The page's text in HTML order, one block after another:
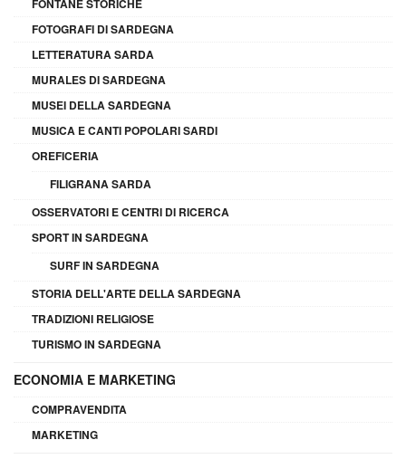
FONTANE STORICHE
FOTOGRAFI DI SARDEGNA
LETTERATURA SARDA
MURALES DI SARDEGNA
MUSEI DELLA SARDEGNA
MUSICA E CANTI POPOLARI SARDI
OREFICERIA
FILIGRANA SARDA
OSSERVATORI E CENTRI DI RICERCA
SPORT IN SARDEGNA
SURF IN SARDEGNA
STORIA DELL'ARTE DELLA SARDEGNA
TRADIZIONI RELIGIOSE
TURISMO IN SARDEGNA
ECONOMIA E MARKETING
COMPRAVENDITA
MARKETING